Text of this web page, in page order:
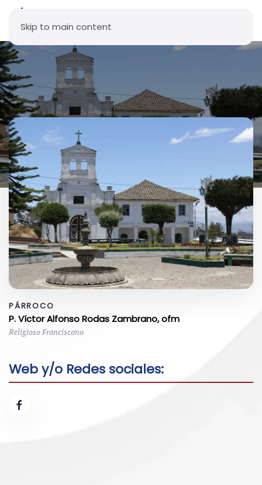
Skip to main content
Parroquia Nuestra Señora del
Carmen - Ascázubi
PÁRROCO
P. Víctor Alfonso Rodas Zambrano, ofm
Religioso Franciscano
Web y/o Redes sociales: